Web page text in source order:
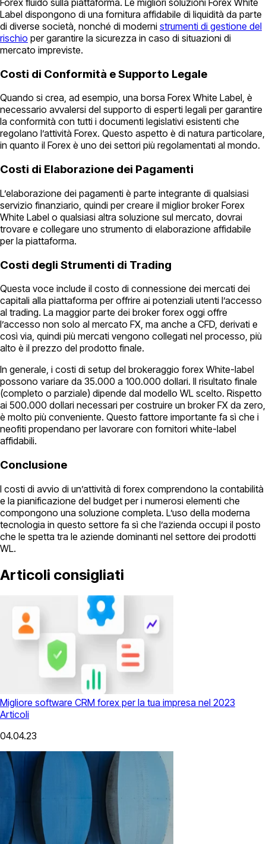
Label dispongono di una fornitura affidabile di liquidità da parte
di diverse società, nonché di moderni strumenti di gestione del
rischio per garantire la sicurezza in caso di situazioni di
mercato impreviste.
Costi di Conformità e Supporto Legale
Quando si crea, ad esempio, una borsa Forex White Label, è
necessario avvalersi del supporto di esperti legali per garantire
la conformità con tutti i documenti legislativi esistenti che
regolano l’attività Forex. Questo aspetto è di natura particolare,
in quanto il Forex è uno dei settori più regolamentati al mondo.
Costi di Elaborazione dei Pagamenti
L’elaborazione dei pagamenti è parte integrante di qualsiasi
servizio finanziario, quindi per creare il miglior broker Forex
White Label o qualsiasi altra soluzione sul mercato, dovrai
trovare e collegare uno strumento di elaborazione affidabile
per la piattaforma.
Costi degli Strumenti di Trading
Questa voce include il costo di connessione dei mercati dei
capitali alla piattaforma per offrire ai potenziali utenti l’accesso
al trading. La maggior parte dei broker forex oggi offre
l’accesso non solo al mercato FX, ma anche a CFD, derivati e
così via, quindi più mercati vengono collegati nel processo, più
alto è il prezzo del prodotto finale.
In generale, i costi di setup del brokeraggio forex White-label
possono variare da 35.000 a 100.000 dollari. Il risultato finale
(completo o parziale) dipende dal modello WL scelto. Rispetto
ai 500.000 dollari necessari per costruire un broker FX da zero,
è molto più conveniente. Questo fattore importante fa sì che i
neofiti propendano per lavorare con fornitori white-label
affidabili.
Conclusione
I costi di avvio di un’attività di forex comprendono la contabilità
e la pianificazione del budget per i numerosi elementi che
compongono una soluzione completa. L’uso della moderna
tecnologia in questo settore fa sì che l’azienda occupi il posto
che le spetta tra le aziende dominanti nel settore dei prodotti
WL.
Articoli consigliati
Migliore software CRM forex per la tua impresa nel 2023
Articoli
04.04.23